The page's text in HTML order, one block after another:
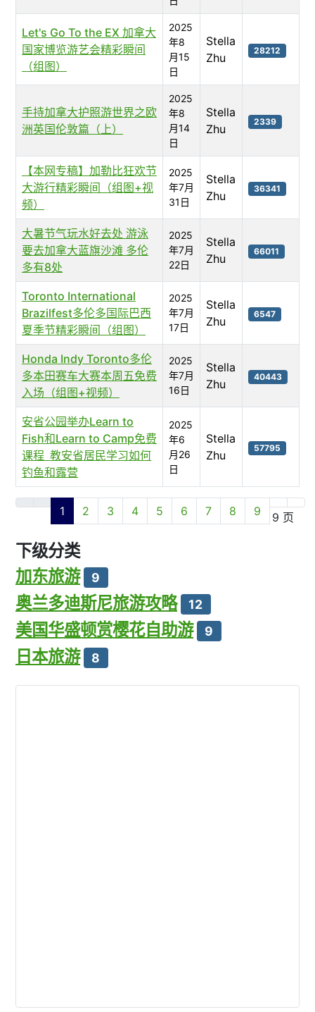
文章列表
Let's Go To the EX 加拿大
国家博览游艺会精彩瞬间
（组图）
2025
年8
月15
日
Stella
Zhu
28212
手持加拿大护照游世界之欧
洲英国伦敦篇（上）
2025
年8
月14
日
Stella
Zhu
2339
【本网专稿】加勒比狂欢节
大游行精彩瞬间（组图+视
频）
2025
年7月
31日
Stella
Zhu
36341
大暑节气玩水好去处 游泳
要去加拿大蓝旗沙滩 多伦
多有8处
2025
年7月
22日
Stella
Zhu
66011
Toronto International
Brazilfest多伦多国际巴西
夏季节精彩瞬间（组图）
2025
年7月
17日
Stella
Zhu
6547
Honda Indy Toronto多伦
多本田赛车大赛本周五免费
入场（组图+视频）
2025
年7月
16日
Stella
Zhu
40443
安省公园举办Learn to
Fish和Learn to Camp免费
课程 教安省居民学习如何
钓鱼和露营
2025
年6
月26
日
Stella
Zhu
57795
第 1 页 共 9 页
1 2 3 4 5 6 7 8 9
下级分类
加东旅游
9
奥兰多迪斯尼旅游攻略 12
美国华盛顿赏樱花自助游 9
日本旅游 8